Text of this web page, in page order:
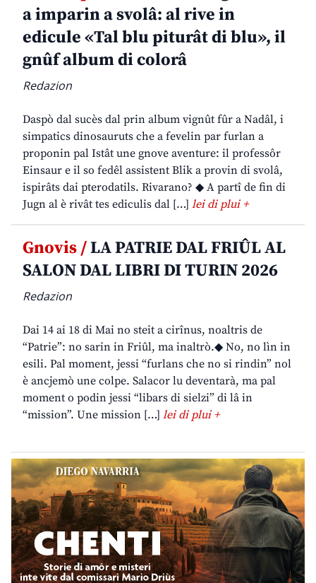
a imparin a svolâ: al rive in
edicule «Tal blu piturât di blu», il
gnûf album di colorâ
Redazion
Daspò dal sucès dal prin album vignût fûr a Nadâl, i
simpatics dinosauruts che a fevelin par furlan a
proponin pal Istât une gnove aventure: il professôr
Einsaur e il so fedêl assistent Blik a provin di svolâ,
ispirâts dai pterodatils. Rivarano? ◆ A partî de fin di
Jugn al è rivât tes ediculis dal […] lei di plui +
Gnovis /LA PATRIE DAL FRIÛL AL
SALON DAL LIBRI DI TURIN 2026
Redazion
Dai 14 ai 18 di Mai no steit a cirînus, noaltris de
“Patrie”: no sarin in Friûl, ma inaltrò.◆ No, no lìn in
esili. Pal moment, jessi “furlans che no si rindin” nol
è ancjemò une colpe. Salacor lu deventarà, ma pal
moment o podin jessi “libars di sielzi” di lâ in
“mission”. Une mission […] lei di plui +